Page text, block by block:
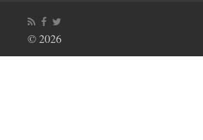
© 2026